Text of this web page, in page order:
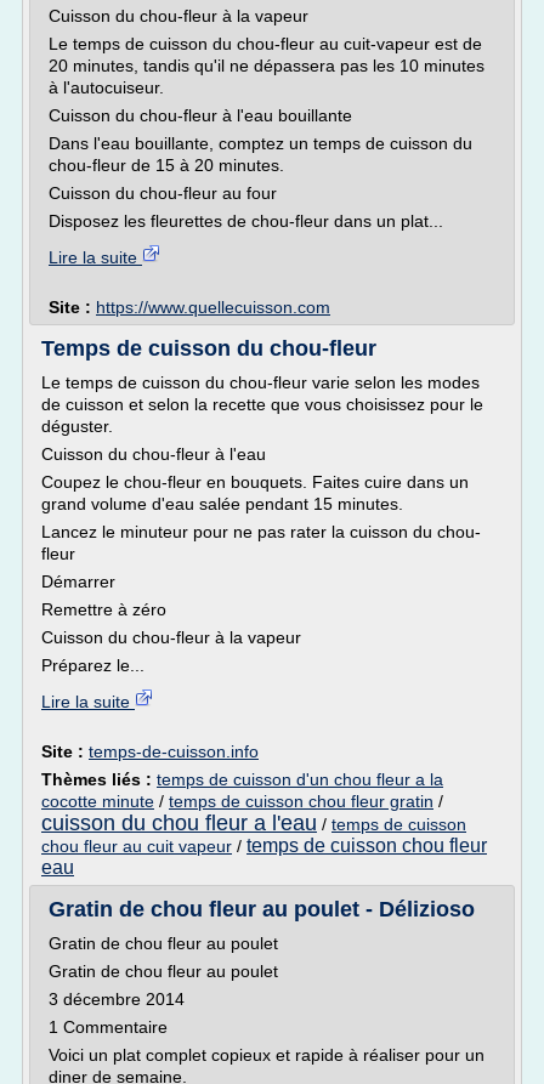
Cuisson du chou-fleur à la vapeur
Le temps de cuisson du chou-fleur au cuit-vapeur est de
20 minutes, tandis qu'il ne dépassera pas les 10 minutes
à l'autocuiseur.
Cuisson du chou-fleur à l'eau bouillante
Dans l'eau bouillante, comptez un temps de cuisson du
chou-fleur de 15 à 20 minutes.
Cuisson du chou-fleur au four
Disposez les fleurettes de chou-fleur dans un plat...
Lire la suite
Site : https://www.quellecuisson.com
Temps de cuisson du chou-fleur
Le temps de cuisson du chou-fleur varie selon les modes
de cuisson et selon la recette que vous choisissez pour le
déguster.
Cuisson du chou-fleur à l'eau
Coupez le chou-fleur en bouquets. Faites cuire dans un
grand volume d'eau salée pendant 15 minutes.
Lancez le minuteur pour ne pas rater la cuisson du chou-
fleur
Démarrer
Remettre à zéro
Cuisson du chou-fleur à la vapeur
Préparez le...
Lire la suite
Site : temps-de-cuisson.info
Thèmes liés : temps de cuisson d'un chou fleur a la
cocotte minute / temps de cuisson chou fleur gratin /
cuisson du chou fleur a l'eau / temps de cuisson
chou fleur au cuit vapeur / temps de cuisson chou fleur
eau
Gratin de chou fleur au poulet - Délizioso
Gratin de chou fleur au poulet
Gratin de chou fleur au poulet
3 décembre 2014
1 Commentaire
Voici un plat complet copieux et rapide à réaliser pour un
diner de semaine.